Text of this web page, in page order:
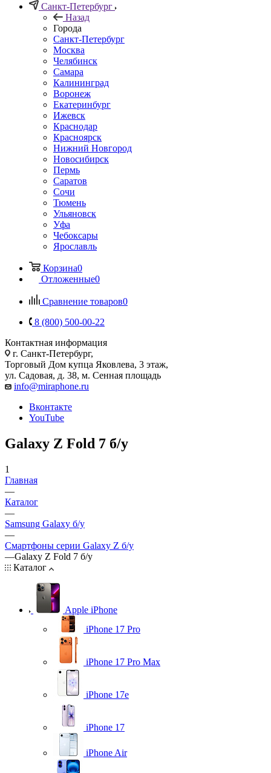
Санкт-Петербург
Назад
Города
Санкт-Петербург
Москва
Челябинск
Самара
Калининград
Воронеж
Екатеринбург
Ижевск
Краснодар
Красноярск
Нижний Новгород
Новосибирск
Пермь
Саратов
Сочи
Тюмень
Ульяновск
Уфа
Чебоксары
Ярославль
Корзина0
Отложенные0
Сравнение товаров0
8 (800) 500-00-22
Контактная информация
г. Санкт-Петербург,
Торговый Дом купца Яковлева, 3 этаж,
ул. Садовая, д. 38, м. Сенная площадь
info@miraphone.ru
Вконтакте
YouTube
Galaxy Z Fold 7 б/у
1
Главная
—
Каталог
—
Samsung Galaxy б/у
—
Смартфоны серии Galaxy Z б/у
—Galaxy Z Fold 7 б/у
Каталог
Apple iPhone
iPhone 17 Pro
iPhone 17 Pro Max
iPhone 17e
iPhone 17
iPhone Air